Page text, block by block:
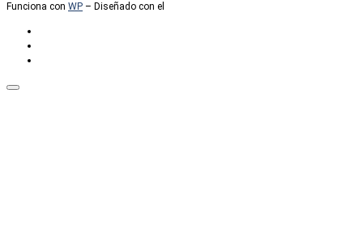
Funciona con WP – Diseñado con el